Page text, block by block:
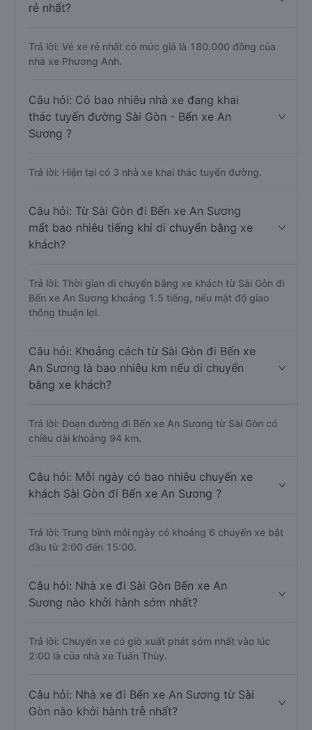
rẻ nhất?
Trả lời: Vé xe rẻ nhất có mức giá là 180.000 đồng của
nhà xe Phương Anh.
Câu hỏi: Có bao nhiêu nhà xe đang khai
thác tuyến đường Sài Gòn - Bến xe An
Sương ?
Trả lời: Hiện tại có 3 nhà xe khai thác tuyến đường.
Câu hỏi: Từ Sài Gòn đi Bến xe An Sương
mất bao nhiêu tiếng khi di chuyển bằng xe
khách?
Trả lời: Thời gian di chuyển bằng xe khách từ Sài Gòn đi
Bến xe An Sương khoảng 1.5 tiếng, nếu mật độ giao
thông thuận lợi.
Câu hỏi: Khoảng cách từ Sài Gòn đi Bến xe
An Sương là bao nhiêu km nếu di chuyển
bằng xe khách?
Trả lời: Đoạn đường đi Bến xe An Sương từ Sài Gòn có
chiều dài khoảng 94 km.
Câu hỏi: Mỗi ngày có bao nhiêu chuyến xe
khách Sài Gòn đi Bến xe An Sương ?
Trả lời: Trung bình mỗi ngày có khoảng 6 chuyến xe bắt
đầu từ 2:00 đến 15:00.
Câu hỏi: Nhà xe đi Sài Gòn Bến xe An
Sương nào khởi hành sớm nhất?
Trả lời: Chuyến xe có giờ xuất phát sớm nhất vào lúc
2:00 là của nhà xe Tuấn Thùy.
Câu hỏi: Nhà xe đi Bến xe An Sương từ Sài
Gòn nào khởi hành trễ nhất?